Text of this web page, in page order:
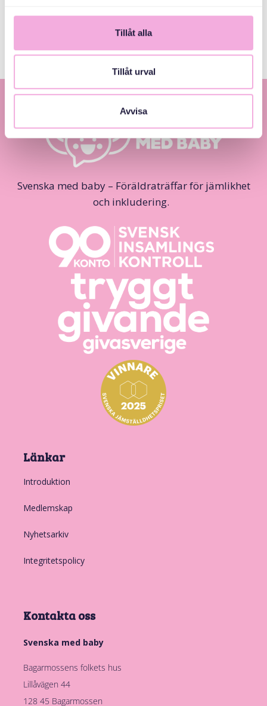
Tillåt alla
Tillåt urval
Avvisa
Svenska med baby – Föräldraträffar för jämlikhet
och inkludering.
Länkar
Introduktion
Medlemskap
Nyhetsarkiv
Integritetspolicy
Kontakta oss
Svenska med baby
Bagarmossens folkets hus
Lillåvägen 44
128 45 Bagarmossen